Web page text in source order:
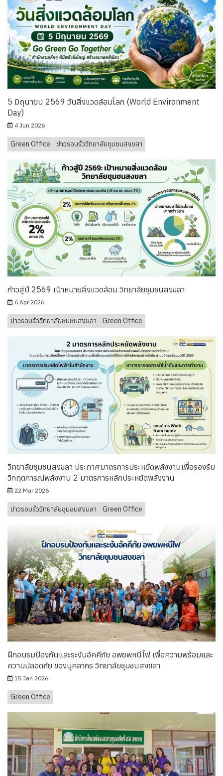
5 มิถุนายน 2569 วันสิ่งแวดล้อมโลก (World Environment
Day)
4 Jun 2026
Green Office ข่าวรอบรั้ววิทยาลัยชุมชนสงขลา
ก้าวสู่ปี 2569 เป้าหมายสิ่งแวดล้อม วิทยาลัยชุมชนสงขลา
6 Apr 2026
ข่าวรอบรั้ววิทยาลัยชุมชนสงขลา Green Office
วิทยาลัยชุมชนสงขลา ประกาศมาตรการประหยัดพลังงานเพื่อรองรับ
วิกฤตการณ์พลังงาน 2 มาตรการหลักประหยัดพลังงาน
22 Mar 2026
ข่าวรอบรั้ววิทยาลัยชุมชนสงขลา Green Office
ฝึกอบรมป้องกันและระงับอัคคีภัย อพยพหนีไฟ เพื่อความพร้อมและ
ความปลอดภัย ของบุคลากร วิทยาลัยชุมชนสงขลา
15 Jan 2026
Green Office